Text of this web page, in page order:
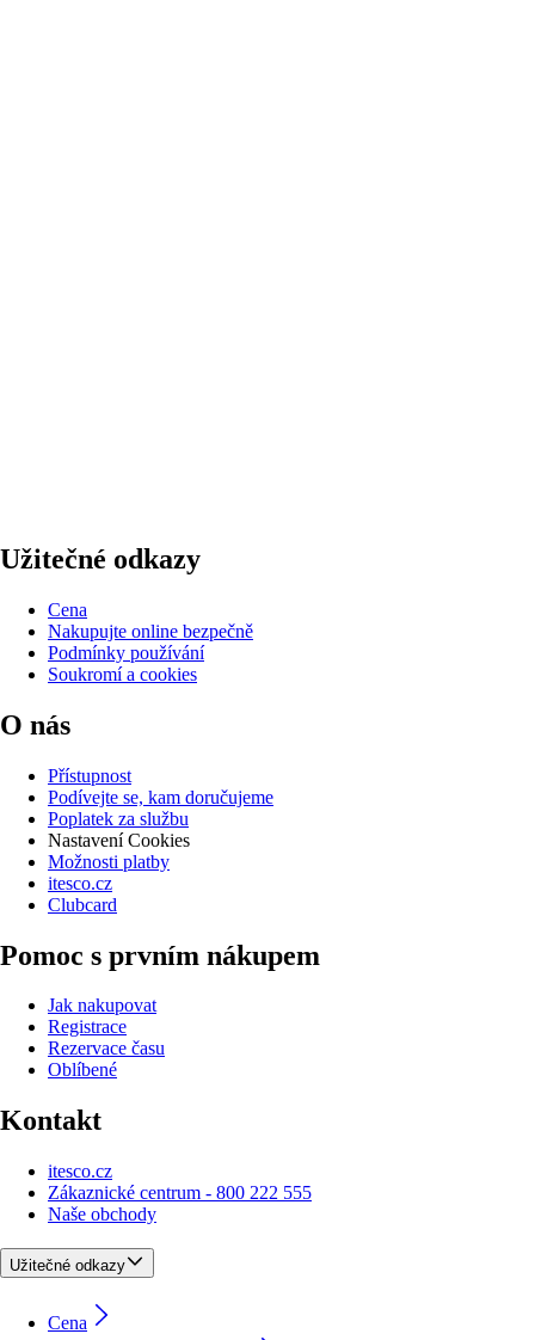
Užitečné odkazy
Cena
Nakupujte online bezpečně
Podmínky používání
Soukromí a cookies
O nás
Přístupnost
Podívejte se, kam doručujeme
Poplatek za službu
Nastavení Cookies
Možnosti platby
itesco.cz
Clubcard
Pomoc s prvním nákupem
Jak nakupovat
Registrace
Rezervace času
Oblíbené
Kontakt
itesco.cz
Zákaznické centrum - 800 222 555
Naše obchody
Užitečné odkazy
Cena